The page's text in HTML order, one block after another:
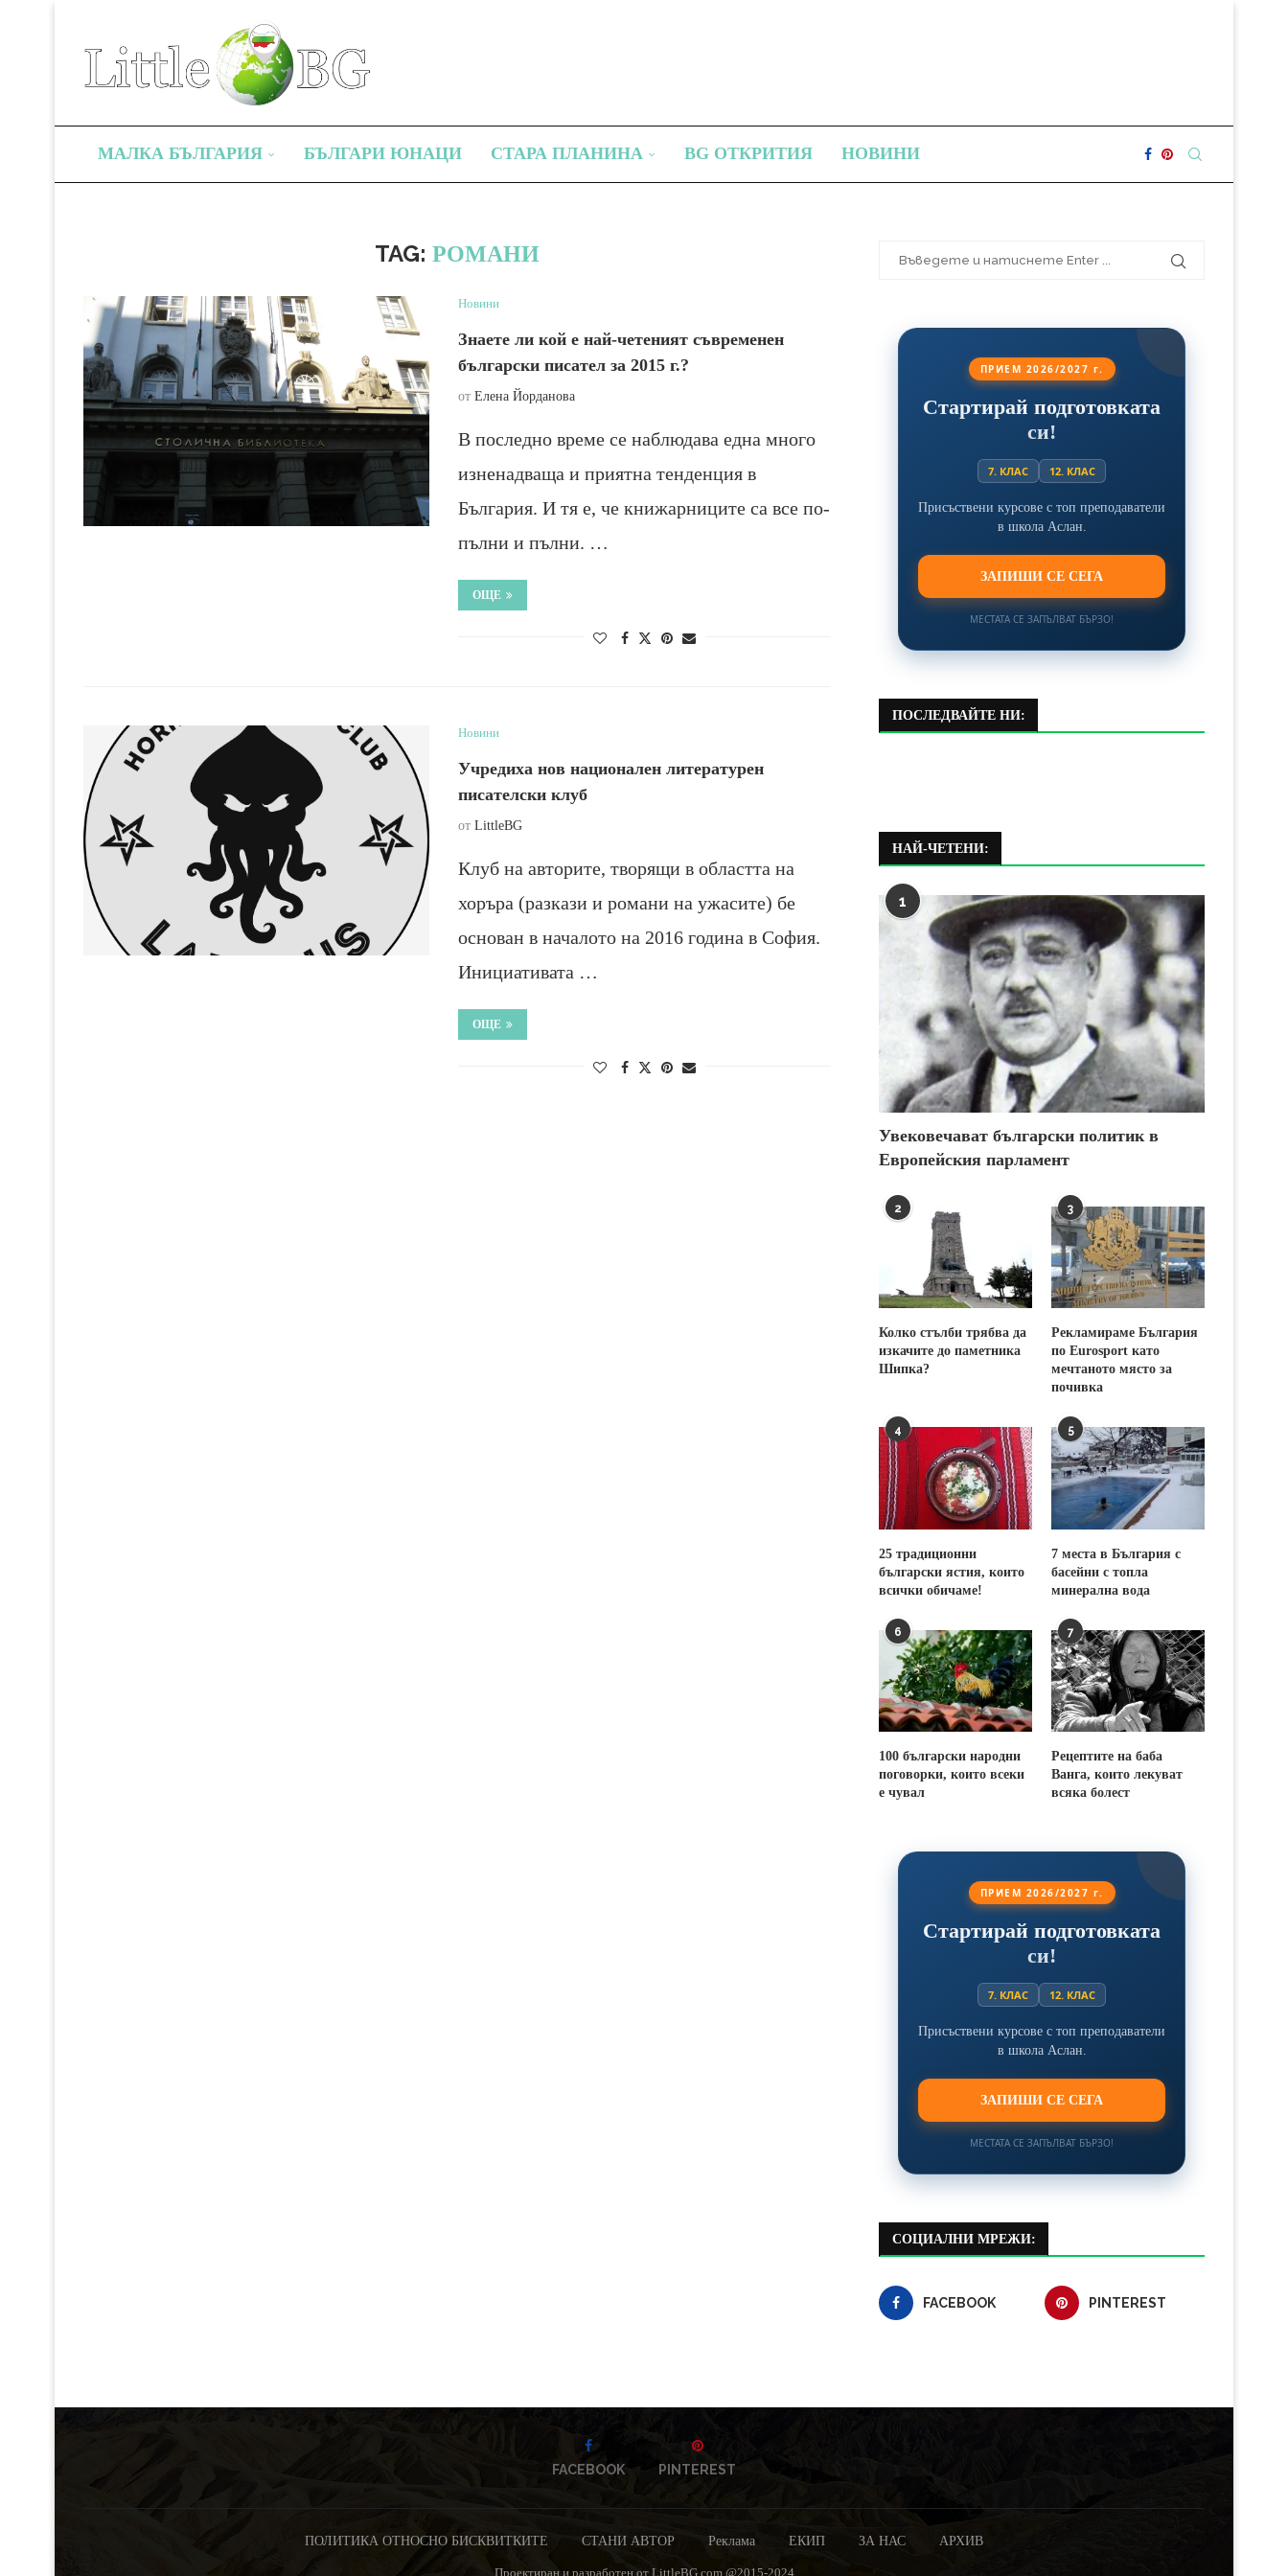
МАЛКА БЪЛГАРИЯ БЪЛГАРИ ЮНАЦИ СТАРА ПЛАНИНА BG ОТКРИТИЯ НОВИНИ
TAG: РОМАНИ
Новини
Знаете ли кой е най-четеният съвременен
български писател за 2015 г.?
от Елена Йорданова
В последно време се наблюдава една много
изненадваща и приятна тенденция в
България. И тя е, че книжарниците са все по-
пълни и пълни. …
ОЩЕ
Новини
Учредиха нов национален литературен
писателски клуб
от LittleBG
Клуб на авторите, творящи в областта на
хоръра (разкази и романи на ужасите) бе
основан в началото на 2016 година в София.
Инициативата …
ОЩЕ
ПРИЕМ 2026/2027 г.
Стартирай подготовката
си!
7. КЛАС 12. КЛАС
Присъствени курсове с топ преподаватели
в школа Аслан.
ЗАПИШИ СЕ СЕГА
МЕСТАТА СЕ ЗАПЪЛВАТ БЪРЗО!
ПОСЛЕДВАЙТЕ НИ:
НАЙ-ЧЕТЕНИ:
1
Увековечават български политик в
Европейския парламент
2
Колко стълби трябва да
изкачите до паметника
Шипка?
3
Рекламираме България
по Eurosport като
мечтаното място за
почивка
4
25 традиционни
български ястия, които
всички обичаме!
5
7 места в България с
басейни с топла
минерална вода
6
100 български народни
поговорки, които всеки
е чувал
7
Рецептите на баба
Ванга, които лекуват
всяка болест
ПРИЕМ 2026/2027 г.
Стартирай подготовката
си!
7. КЛАС 12. КЛАС
Присъствени курсове с топ преподаватели
в школа Аслан.
ЗАПИШИ СЕ СЕГА
МЕСТАТА СЕ ЗАПЪЛВАТ БЪРЗО!
СОЦИАЛНИ МРЕЖИ:
FACEBOOK PINTEREST
FACEBOOK PINTEREST
ПОЛИТИКА ОТНОСНО БИСКВИТКИТЕ СТАНИ АВТОР Реклама ЕКИП ЗА НАС АРХИВ
Проектиран и разработен от LittleBG.com @2015-2024